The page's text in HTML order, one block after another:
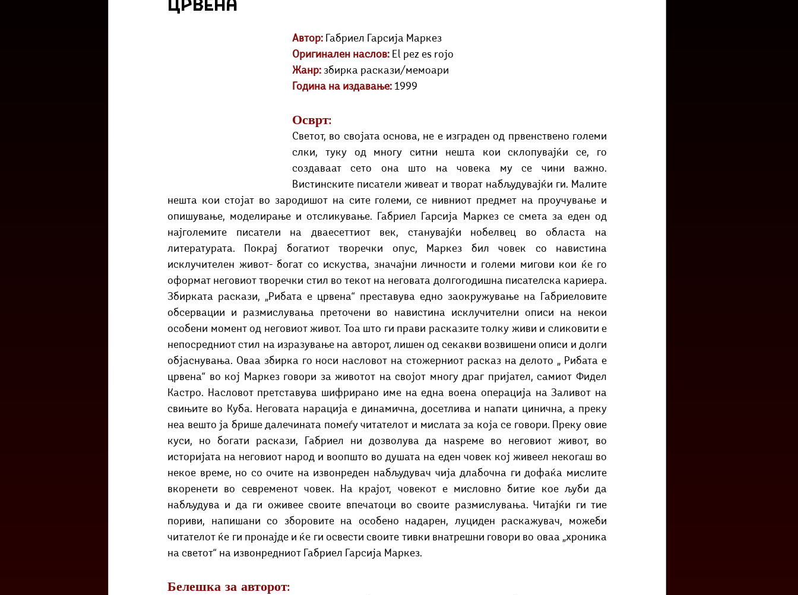
Културоглед Мелемузика
Автор: Габриел Гарсија Маркез
Оригинален наслов: El pez es rojo
Жанр: збирка раскази/мемоари
Година на издавање: 1999
Осврт:
Светот, во својата основа, не е изграден од првенствено големи
слки, туку од многу ситни нешта кои склопувајќи се, го
создаваат сето она што на човека му се чини важно.
Вистинските писатели живеат и творат набљудувајќи ги. Малите
нешта кои стојат во зародишот на сите големи, се нивниот предмет на проучување и
опишување, моделирање и отсликување. Габриел Гарсија Маркез се смета за еден од
најголемите писатели на дваесеттиот век, станувајќи нобелвец во областа на
литературата. Покрај богатиот творечки опус, Маркез бил човек со навистина
исклучителен живот- богат со искуства, значајни личности и големи мигови кои ќе го
оформат неговиот творечки стил во текот на неговата долгогодишна писателска кариера.
Збирката раскази, „Рибата е црвена“ преставува едно заокружување на Габриеловите
обсервации и размислувања преточени во навистина исклучителни описи на некои
особени момент од неговиот живот. Тоа што ги прави расказите толку живи и сликовити е
непосредниот стил на изразување на авторот, лишен од секакви возвишени описи и долги
објаснувања. Оваа збирка го носи насловот на стожерниот расказ на делото „ Рибата е
црвена“ во кој Маркез говори за животот на својот многу драг пријател, самиот Фидел
Кастро. Насловот претставува шифрирано име на една воена операција на Заливот на
свињите во Куба. Неговата нарација е динамична, досетлива и напати цинична, а преку
неа вешто ја брише далечината помеѓу читателот и мислата за која се говори. Преку овие
куси, но богати раскази, Габриел ни дозволува да наѕреме во неговиот живот, во
историјата на неговиот народ и воопшто во душата на еден човек кој живеел некогаш во
некое време, но со очите на извонреден набљудувач чија длабочна ги дофаќа мислите
вкоренети во севременот човек. На крајот, човекот е мисловно битие кое љуби да
набљудува и да ги оживее своите впечатоци во своите размислувања. Читајќи ги тие
пориви, напишани со зборовите на особено надарен, луциден раскажувач, можеби
читателот ќе ги пронајде и ќе ги освести своите тивки внатрешни говори во оваа „хроника
на светот“ на извонредниот Габриел Гарсија Маркез.
Белешка за авторот: